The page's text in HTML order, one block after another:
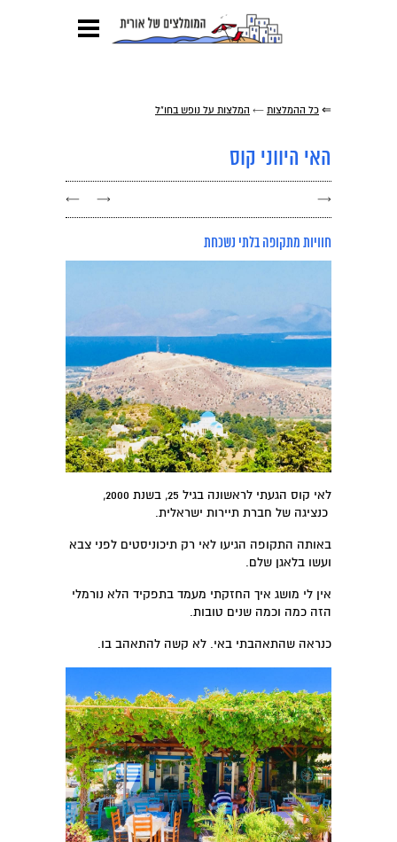
⇐ כל ההמלצות ← המלצות על נופש בחו"ל
האי היווני קוס
→
→
←
חוויות מתקופה בלתי נשכחת
לאי קוס הגעתי לראשונה בגיל 25, בשנת 2000,
כנציגה של חברת תיירות ישראלית.
באותה התקופה הגיעו לאי רק תיכוניסטים לפני צבא
ועשו בלאגן שלם.
אין לי מושג איך החזקתי מעמד בתפקיד הלא נורמלי
הזה כמה וכמה שנים טובות.
כנראה שהתאהבתי באי. לא קשה להתאהב בו.